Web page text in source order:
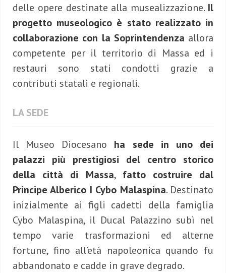
delle opere destinate alla musealizzazione. Il
progetto museologico è stato realizzato in
collaborazione con la Soprintendenza allora
competente per il territorio di Massa ed i
restauri sono stati condotti grazie a
contributi statali e regionali.
LA SEDE
Il Museo Diocesano ha sede in uno dei
palazzi più prestigiosi del centro storico
della città di Massa, fatto costruire dal
Principe Alberico I Cybo Malaspina. Destinato
inizialmente ai figli cadetti della famiglia
Cybo Malaspina, il Ducal Palazzino subì nel
tempo varie trasformazioni ed alterne
fortune, fino all’età napoleonica quando fu
abbandonato e cadde in grave degrado.